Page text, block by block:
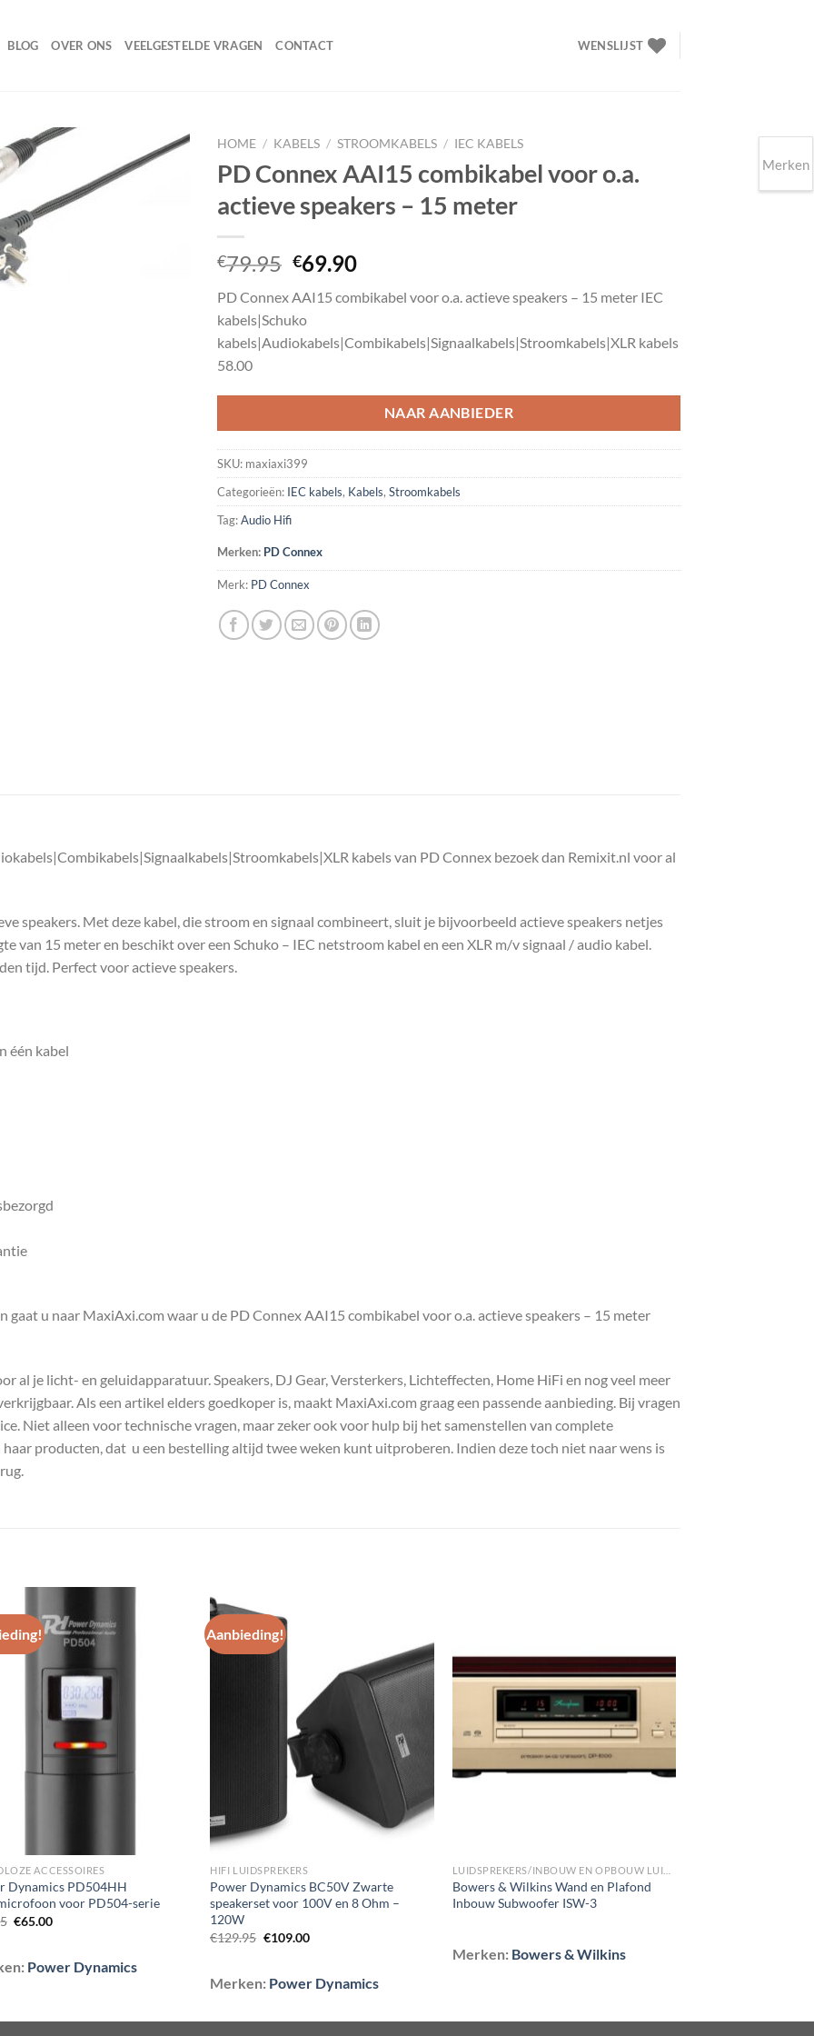
BLOG OVER ONS VEELGESTELDE VRAGEN CONTACT WENSLIJST
HOME / KABELS / STROOMKABELS / IEC KABELS
PD Connex AAI15 combikabel voor o.a.
actieve speakers – 15 meter
€79.95 Oorspronkelijke
was:
€79.95.
€69.90Huidige
is:
PD Connex AAI15 combikabel voor o.a. actieve speakers – 15 meter IEC
kabels|Schuko
kabels|Audiokabels|Combikabels|Signaalkabels|Stroomkabels|XLR kabels
58.00
NAAR AANBIEDER
SKU: maxiaxi399
Categorieën: IEC kabels, Kabels, Stroomkabels
Tag:Audio Hifi
Merken: PD Connex
Merk: PD Connex
kabels van PD Connex bezoek dan Remixit.nl voor al
speakers. Met deze kabel, die stroom en signaal combineert, sluit je bijvoorbeeld actieve speakers netjes
van 15 meter en beschikt over een Schuko – IEC netstroom kabel en een XLR m/v signaal / audio kabel.
tijd. Perfect voor actieve speakers.
één kabel
gaat u naar MaxiAxi.com waar u de PD Connex AAI15 combikabel voor o.a. actieve speakers – 15 meter
al je licht- en geluidapparatuur. Speakers, DJ Gear, Versterkers, Lichteffecten, Home HiFi en nog veel meer
Als een artikel elders goedkoper is, maakt MaxiAxi.com graag een passende aanbieding. Bij vragen
Niet alleen voor technische vragen, maar zeker ook voor hulp bij het samenstellen van complete
producten, dat u een bestelling altijd twee weken kunt uitproberen. Indien deze toch niet naar wens is
ACCESSOIRES
Dynamics PD504HH
voor PD504-serie
Oorspronkelijke
€65.00Huidige
Power Dynamics
Aanbieding!
Toevoegen
aan
wenslijst
HIFI LUIDSPREKERS
Power Dynamics BC50V Zwarte
speakerset voor 100V en 8 Ohm –
120W
€129.95 Oorspronkelijke
€109.00Huidige
Merken: Power Dynamics
Toevoegen
aan
wenslijst
Bowers & Wilkins Wand en Plafond
Inbouw Subwoofer ISW-3
Merken: Bowers & Wilkins
Merken